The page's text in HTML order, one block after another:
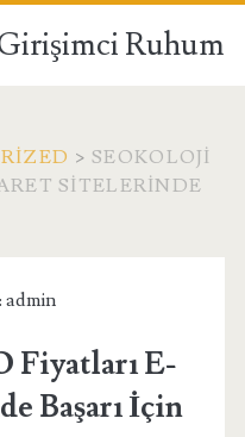
Ruhum
>SEOKOLOJI
SITELERINDE
admin
Fiyatları E-
Başarı İçin